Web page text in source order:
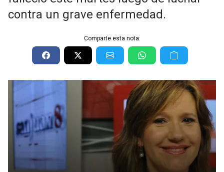
contra un grave enfermedad.
Comparte esta nota: